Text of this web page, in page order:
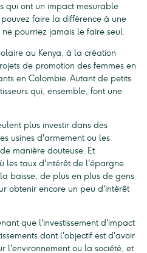
qui ont un impact mesurable
faire la différence à une
pourriez jamais le faire seul.
au Kenya, à la création
de promotion des femmes en
en Colombie. Autant de petits
qui, ensemble, font une
plus investir dans des
usines d'armement ou les
manière douteuse. Et
les taux d'intérêt de l'épargne
baisse, de plus en plus de gens
obtenir encore un peu d'intérêt
que l'investissement d'impact
dont l'objectif est d'avoir
l'environnement ou la société, et